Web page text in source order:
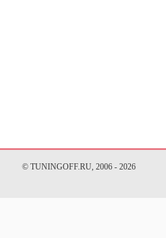
© TUNINGOFF.RU, 2006 - 2026